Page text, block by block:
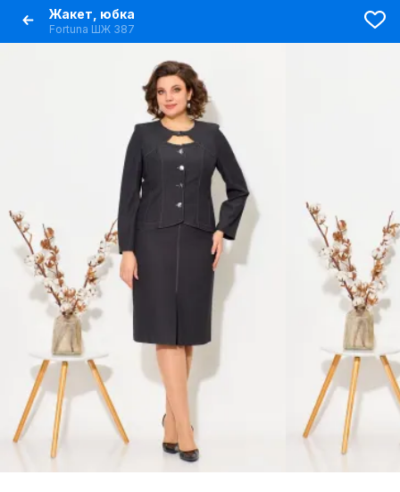
Жакет, юбка
Fortuna ШЖ 387